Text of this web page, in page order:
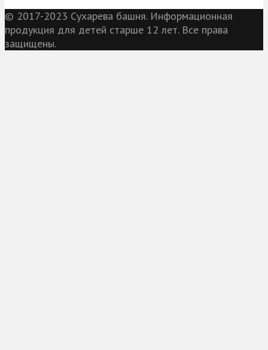
© 2017-2023 Сухарева башня. Информационная
продукция для детей старше 12 лет. Все права
защищены.